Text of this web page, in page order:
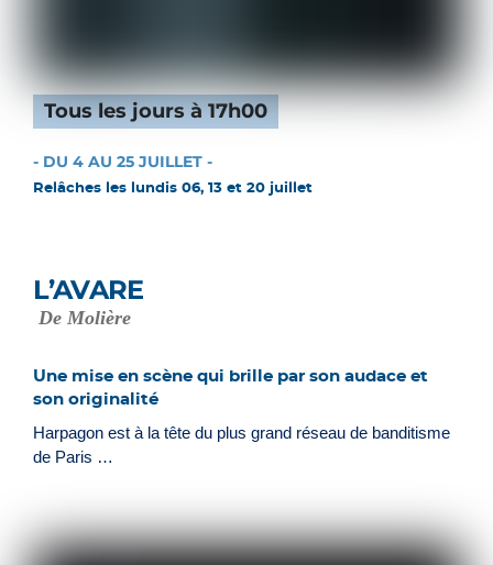
Tous les jours à 17h00
- DU 4 AU 25 JUILLET -
Relâches les lundis 06, 13 et 20 juillet
L’AVARE
De Molière
Une mise en scène qui brille par son audace et
son originalité
Harpagon est à la tête du plus grand réseau de banditisme
de Paris …